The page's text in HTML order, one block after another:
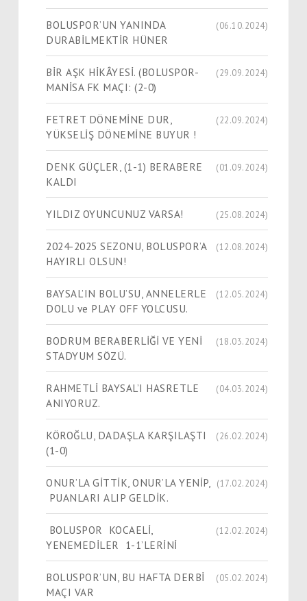
BOLUSPOR’UN YANINDA
DURABİLMEKTİR HÜNER
(06.10.2024)
BİR AŞK HİKÂYESİ. (BOLUSPOR-
MANİSA FK MAÇI: (2-0)
(29.09.2024)
FETRET DÖNEMİNE DUR,
YÜKSELİŞ DÖNEMİNE BUYUR !
(22.09.2024)
DENK GÜÇLER, (1-1) BERABERE
KALDI
(01.09.2024)
YILDIZ OYUNCUNUZ VARSA! (25.08.2024)
2024-2025 SEZONU, BOLUSPOR’A
HAYIRLI OLSUN!
(12.08.2024)
BAYSAL’IN BOLU’SU, ANNELERLE
DOLU ve PLAY OFF YOLCUSU.
(12.05.2024)
BODRUM BERABERLİĞİ VE YENİ
STADYUM SÖZÜ.
(18.03.2024)
RAHMETLİ BAYSAL’I HASRETLE
ANIYORUZ.
(04.03.2024)
KÖROĞLU, DADAŞLA KARŞILAŞTI
(1-0)
(26.02.2024)
ONUR’LA GİTTİK, ONUR’LA YENİP,
PUANLARI ALIP GELDİK.
(17.02.2024)
BOLUSPOR KOCAELİ,
YENEMEDİLER 1-1’LERİNİ
(12.02.2024)
BOLUSPOR’UN, BU HAFTA DERBİ
MAÇI VAR
(05.02.2024)